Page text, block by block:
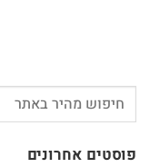
פוסטים אחרונים